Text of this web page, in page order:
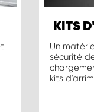
KITS
Un
sécurité
kits